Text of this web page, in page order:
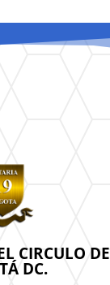
CIRCULO DE
DC.